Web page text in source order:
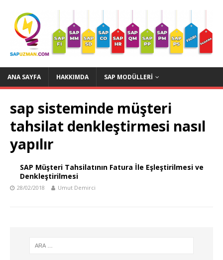
ANA SAYFA HAKKIMDA SAP MODÜLLERI
sap sisteminde müşteri
tahsilat denkleştirmesi nasıl
yapılır
SAP Müşteri Tahsilatının Fatura İle Eşleştirilmesi ve
Denkleştirilmesi
28/02/2018 Umut Demirci